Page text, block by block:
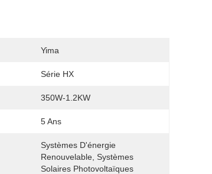
Yima
Série HX
350W-1.2KW
5 Ans
Systèmes D'énergie
Renouvelable, Systèmes
Solaires Photovoltaïques